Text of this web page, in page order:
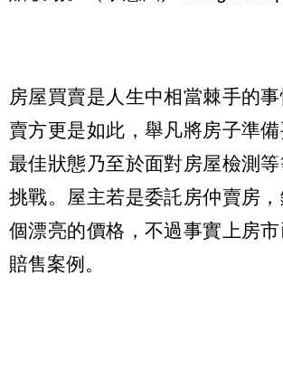
房屋買賣是人生中相當棘手的
賣方更是如此，舉凡將房子準
最佳狀態乃至於面對房屋檢測
挑戰。屋主若是委託房仲賣房
個漂亮的價格，不過事實上房
賠售案例。